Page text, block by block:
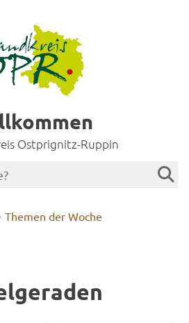
Ostprignitz-Ruppin
Themen der Woche